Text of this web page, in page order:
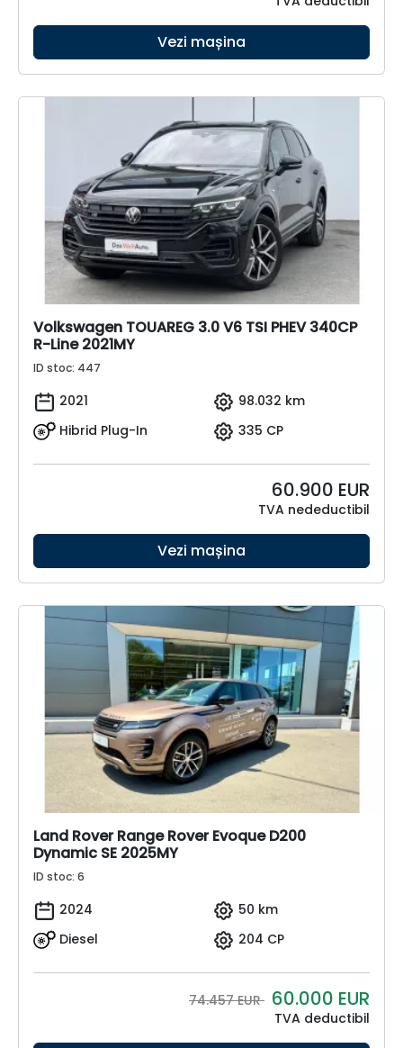
Vezi mașina
Volkswagen TOUAREG 3.0 V6 TSI PHEV 340CP
R-Line 2021MY
ID stoc: 447
2021
98.032 km
Hibrid Plug-In
335 CP
60.900 EUR
TVA nedeductibil
Vezi mașina
Land Rover Range Rover Evoque D200
Dynamic SE 2025MY
ID stoc: 6
2024
50 km
Diesel
204 CP
74.457 EUR 60.000 EUR
TVA deductibil